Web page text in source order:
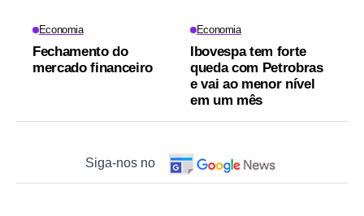
Economia
Fechamento do
mercado financeiro
Economia
Ibovespa tem forte
queda com Petrobras
e vai ao menor nível
em um mês
Siga-nos no